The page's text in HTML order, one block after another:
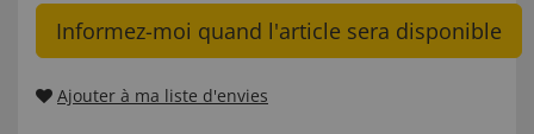
Informez-moi quand l'article sera disponible
Ajouter à ma liste d'envies